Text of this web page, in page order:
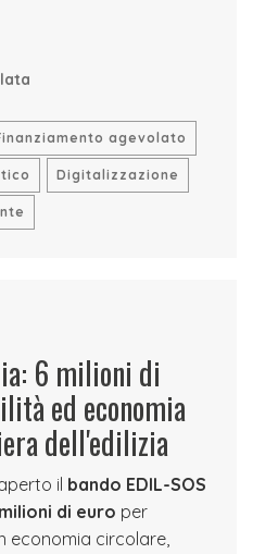
agevolato
Digitalizzazione
6 milioni di
ed economia
dell'edilizia
il bando EDIL-SOS
di euro per
economia circolare,